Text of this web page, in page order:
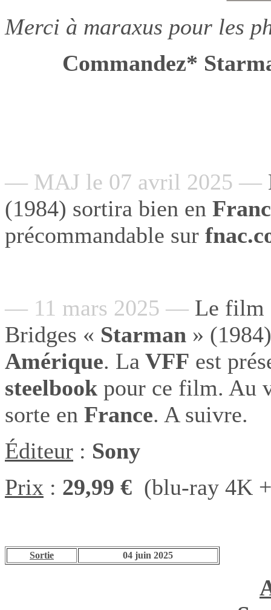
Merci à maraxus pour les
Commandez*
— MAJ le 07 avril 2025 —
(1984) sortira bien en
précommandable sur
— 11 mars 2025 — Le film
Bridges « Starman »
Amérique. La VFF est
steelbook pour ce film. Au
sorte en France. A suivre.
Éditeur : Sony
Prix : 29,99 € (blu-ray 4K
Sortie 04 juin 2025